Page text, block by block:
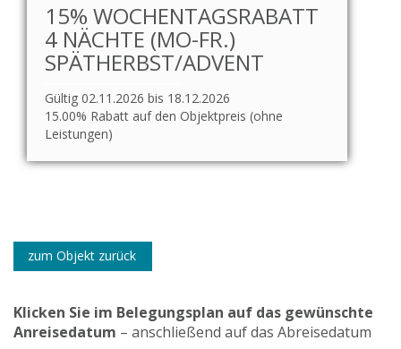
15% WOCHENTAGSRABATT
4 NÄCHTE (MO-FR.)
SPÄTHERBST/ADVENT
Gültig 02.11.2026 bis 18.12.2026
15.00% Rabatt auf den Objektpreis (ohne
Leistungen)
zum Objekt zurück
Klicken Sie im Belegungsplan auf das gewünschte
Anreisedatum – anschließend auf das Abreisedatum